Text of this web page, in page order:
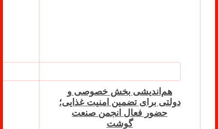
هم‌اندیشی بخش خصوصی و
دولتی برای تضمین امنیت غذایی؛
حضور فعال انجمن صنعت
گوشت